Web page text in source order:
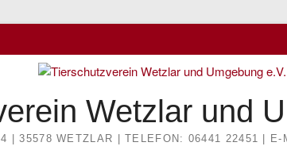
Wetzlar und
| 35578 WETZLAR | TELEFON: 06441 22451 |